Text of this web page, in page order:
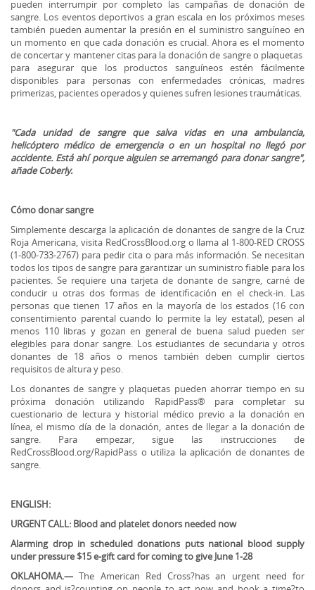
pueden interrumpir por completo las campañas de donación de
sangre. Los eventos deportivos a gran escala en los próximos meses
también pueden aumentar la presión en el suministro sanguíneo en
un momento en que cada donación es crucial. Ahora es el momento
de concertar y mantener citas para la donación de sangre o plaquetas
para asegurar que los productos sanguíneos estén fácilmente
disponibles para personas con enfermedades crónicas, madres
primerizas, pacientes operados y quienes sufren lesiones traumáticas.
"Cada unidad de sangre que salva vidas en una ambulancia,
helicóptero médico de emergencia o en un hospital no llegó por
accidente. Está ahí porque alguien se arremangó para donar sangre",
añade Coberly.
Cómo donar sangre
Simplemente descarga la aplicación de donantes de sangre de la Cruz
Roja Americana, visita RedCrossBlood.org o llama al 1-800-RED CROSS
(1-800-733-2767) para pedir cita o para más información. Se necesitan
todos los tipos de sangre para garantizar un suministro fiable para los
pacientes. Se requiere una tarjeta de donante de sangre, carné de
conducir u otras dos formas de identificación en el check-in. Las
personas que tienen 17 años en la mayoría de los estados (16 con
consentimiento parental cuando lo permite la ley estatal), pesen al
menos 110 libras y gozan en general de buena salud pueden ser
elegibles para donar sangre. Los estudiantes de secundaria y otros
donantes de 18 años o menos también deben cumplir ciertos
requisitos de altura y peso.
Los donantes de sangre y plaquetas pueden ahorrar tiempo en su
próxima donación utilizando RapidPass® para completar su
cuestionario de lectura y historial médico previo a la donación en
línea, el mismo día de la donación, antes de llegar a la donación de
sangre. Para empezar, sigue las instrucciones de
RedCrossBlood.org/RapidPass o utiliza la aplicación de donantes de
sangre.
ENGLISH:
URGENT CALL: Blood and platelet donors needed now
Alarming drop in scheduled donations puts national blood supply
under pressure $15 e-gift card for coming to give June 1-28
OKLAHOMA.— The American Red Cross?has an urgent need for